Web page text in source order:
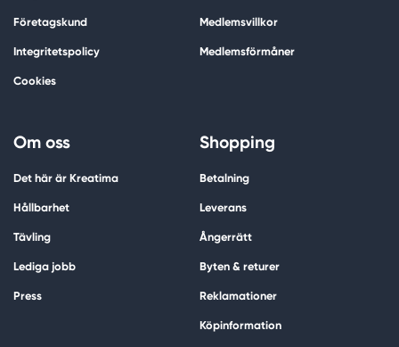
Företagskund
Integritetspolicy
Cookies
Medlemsvillkor
Medlemsförmåner
Om oss
Det här är Kreatima
Hållbarhet
Tävling
Lediga jobb
Press
Shopping
Betalning
Leverans
Ångerrätt
Byten & returer
Reklamationer
Köpinformation